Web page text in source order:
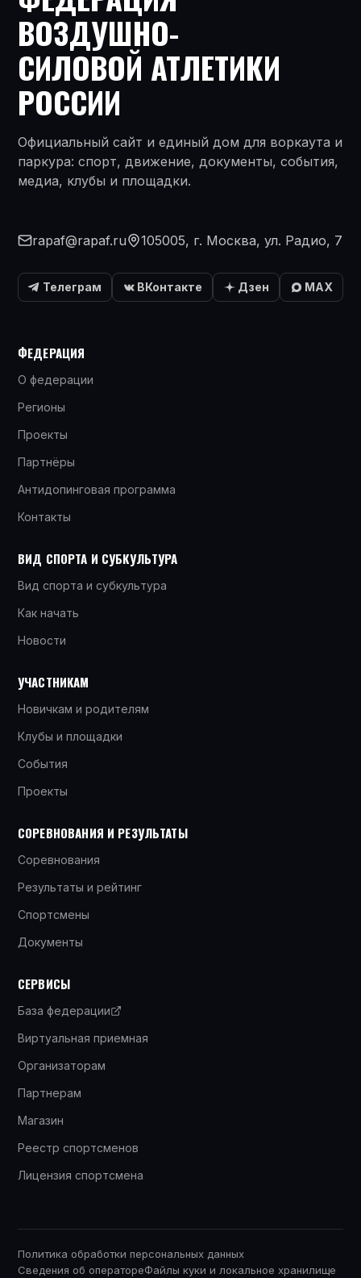
ВОЗДУШНО-
СИЛОВОЙ АТЛЕТИКИ
РОССИИ
Официальный сайт и единый дом для воркаута и
паркура: спорт, движение, документы, события,
медиа, клубы и площадки.
rapaf@rapaf.ru 105005, г. Москва, ул. Радио, 7
Телеграм ВКонтакте Дзен MAX
ФЕДЕРАЦИЯ
О федерации
Регионы
Проекты
Партнёры
Антидопинговая программа
Контакты
ВИД СПОРТА И СУБКУЛЬТУРА
Вид спорта и субкультура
Как начать
Новости
УЧАСТНИКАМ
Новичкам и родителям
Клубы и площадки
События
Проекты
СОРЕВНОВАНИЯ И РЕЗУЛЬТАТЫ
Соревнования
Результаты и рейтинг
Спортсмены
Документы
СЕРВИСЫ
База федерации
Виртуальная приемная
Организаторам
Партнерам
Магазин
Реестр спортсменов
Лицензия спортсмена
Политика обработки персональных данных
Сведения об оператореФайлы куки и локальное хранилище